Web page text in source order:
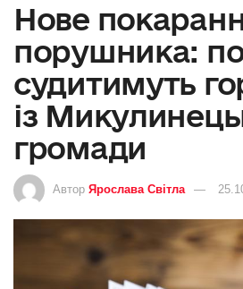
Нове
порушника:
судитимуть
із
громади
Автор Ярослава Світла